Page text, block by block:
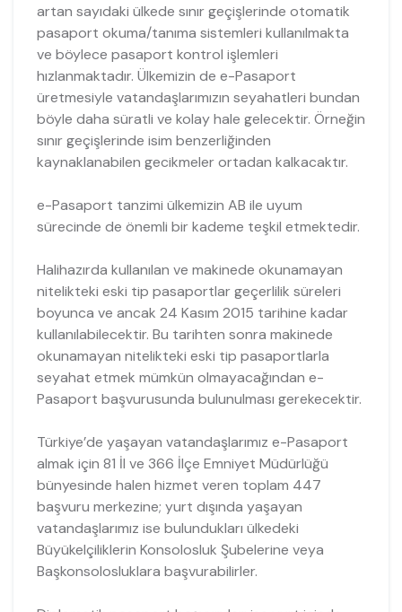
artan sayıdaki ülkede sınır geçişlerinde otomatik
pasaport okuma/tanıma sistemleri kullanılmakta
ve böylece pasaport kontrol işlemleri
hızlanmaktadır. Ülkemizin de e-Pasaport
üretmesiyle vatandaşlarımızın seyahatleri bundan
böyle daha süratli ve kolay hale gelecektir. Örneğin
sınır geçişlerinde isim benzerliğinden
kaynaklanabilen gecikmeler ortadan kalkacaktır.
e-Pasaport tanzimi ülkemizin AB ile uyum
sürecinde de önemli bir kademe teşkil etmektedir.
Halihazırda kullanılan ve makinede okunamayan
nitelikteki eski tip pasaportlar geçerlilik süreleri
boyunca ve ancak 24 Kasım 2015 tarihine kadar
kullanılabilecektir. Bu tarihten sonra makinede
okunamayan nitelikteki eski tip pasaportlarla
seyahat etmek mümkün olmayacağından e-
Pasaport başvurusunda bulunulması gerekecektir.
Türkiye’de yaşayan vatandaşlarımız e-Pasaport
almak için 81 İl ve 366 İlçe Emniyet Müdürlüğü
bünyesinde halen hizmet veren toplam 447
başvuru merkezine; yurt dışında yaşayan
vatandaşlarımız ise bulundukları ülkedeki
Büyükelçiliklerin Konsolosluk Şubelerine veya
Başkonsolosluklara başvurabilirler.